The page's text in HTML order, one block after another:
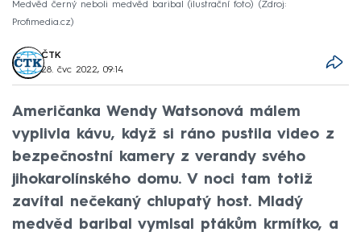
Medvěd černý neboli medvěd baribal (ilustrační foto)
Zdroj:
Profimedia.cz
ČTK
28. čvc 2022, 09:14
Američanka Wendy Watsonová málem
vyplivla kávu, když si ráno pustila video z
bezpečnostní kamery z verandy svého
jihokarolínského domu. V noci tam totiž
zavítal nečekaný chlupatý host. Mladý
medvěd baribal vymlsal ptákům krmítko, a